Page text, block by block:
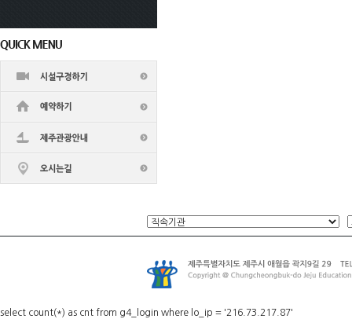
select count(*) as cnt from g4_login where lo_ip = '216.73.217.87'